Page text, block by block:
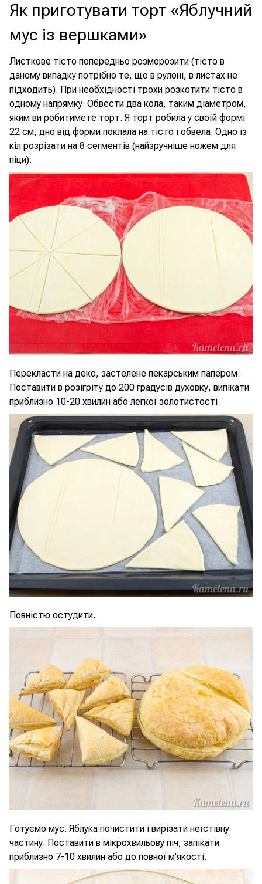
Як приготувати торт «Яблучний
мус із вершками»
Листкове тісто попередньо розморозити (тісто в
даному випадку потрібно те, що в рулоні, в листах не
підходить). При необхідності трохи розкотити тісто в
одному напрямку. Обвести два кола, таким діаметром,
яким ви робитимете торт. Я торт робила у своїй формі
22 см, дно від форми поклала на тісто і обвела. Одно із
кіл розрізати на 8 сегментів (найзручніше ножем для
піци).
Перекласти на деко, застелене пекарським папером.
Поставити в розігріту до 200 градусів духовку, випікати
приблизно 10-20 хвилин або легкої золотистості.
Повністю остудити.
Готуємо мус. Яблука почистити і вирізати неїстівну
частину. Поставити в мікрохвильову піч, запікати
приблизно 7-10 хвилин або до повної м'якості.